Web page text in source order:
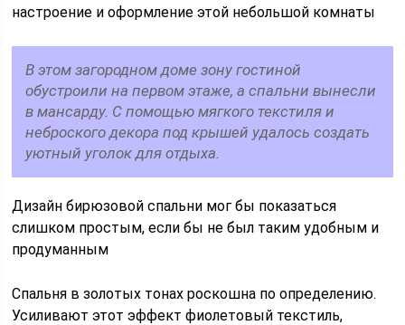
настроение и оформление этой небольшой комнаты
В этом загородном доме зону гостиной
обустроили на первом этаже, а спальни вынесли
в мансарду. С помощью мягкого текстиля и
неброского декора под крышей удалось создать
уютный уголок для отдыха.
Дизайн бирюзовой спальни мог бы показаться
слишком простым, если бы не был таким удобным и
продуманным
Спальня в золотых тонах роскошна по определению.
Усиливают этот эффект фиолетовый текстиль,